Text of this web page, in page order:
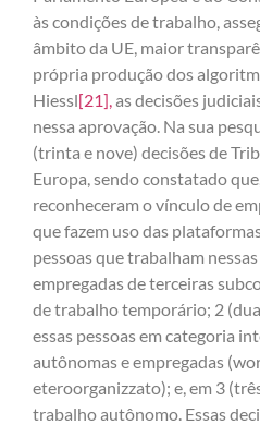
às condições de trabalho,
âmbito da UE, maior
própria produção dos
Hiessl[21] as decisões
nessa aprovação. Na sua
(trinta e nove) decisões de
Europa, sendo constatado
reconheceram o vínculo de
que fazem uso das
pessoas que trabalham
empregadas de terceiras
de trabalho temporário; 2
essas pessoas em categoria
autônomas e empregadas
eteroorganizzato); e, em 3
trabalho autônomo. Essas